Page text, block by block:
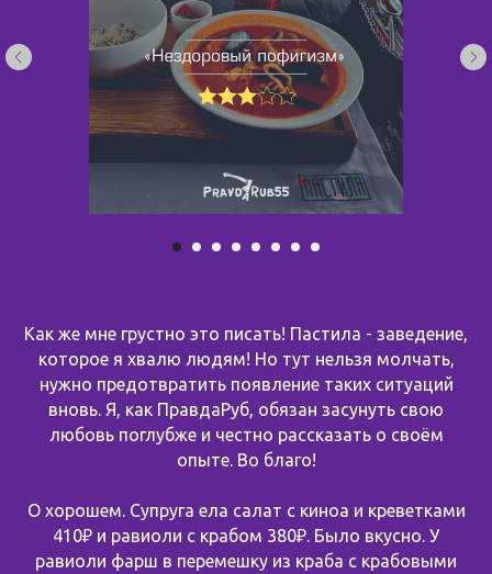
Как же мне грустно это писать! Пастила - заведение,
которое я хвалю людям! Но тут нельзя молчать,
нужно предотвратить появление таких ситуаций
вновь. Я, как ПравдаРуб, обязан засунуть свою
любовь поглубже и честно рассказать о своём
опыте. Во благо!
О хорошем. Супруга ела салат с киноа и креветками
410₽ и равиоли с крабом 380₽. Было вкусно. У
равиоли фарш в перемешку из краба с крабовыми